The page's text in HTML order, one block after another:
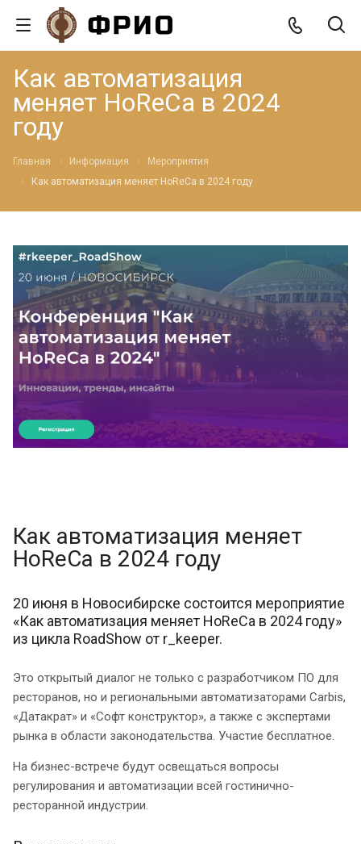
Как автоматизация
меняет HoReCa в 2024
году
Главная Информация
Мероприятия
Как автоматизация меняет HoReCa в 2024 году
Как автоматизация меняет
HoReCa в 2024 году
20 июня в Новосибирске состоится мероприятие
«Как автоматизация меняет HoReCa в 2024 году»
из цикла RoadShow от r_keeper.
Это открытый диалог не только с разработчиком ПО для
ресторанов, но и региональными автоматизаторами Carbis,
«Датакрат» и «Софт конструктор», а также с экспертами
рынка в области законодательства. Участие бесплатное.
На бизнес-встрече будут освещаться вопросы
регулирования и автоматизации всей гостинично-
ресторанной индустрии.